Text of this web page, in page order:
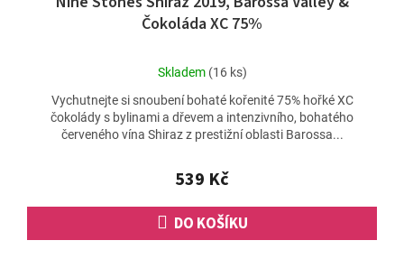
Čokoláda XC 75%
Průměrné
produktu
je
5,0
5
hvězdiček.
Skladem (16 ks)
539 Kč
DO KOŠÍKU
Vychutnejte si snoubení bohaté kořenité 75% hořké XC
čokolády s bylinami a dřevem a intenzivního, bohatého
červeného vína Shiraz z prestižní oblasti Barossa...